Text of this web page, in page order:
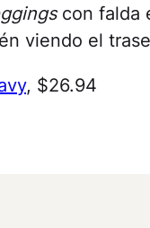
con falda
viendo el
, $26.94